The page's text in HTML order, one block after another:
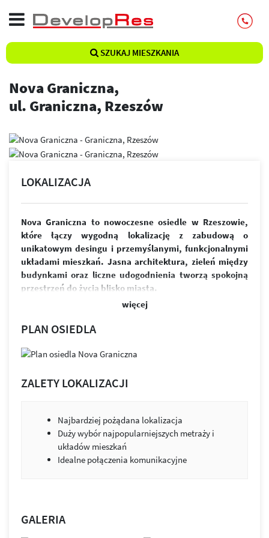
SZUKAJ MIESZKANIA
Nova Graniczna,
ul. Graniczna, Rzeszów
LOKALIZACJA
Nova Graniczna to nowoczesne osiedle w Rzeszowie,
które łączy wygodną lokalizację z zabudową o
unikatowym desingu i przemyślanymi, funkcjonalnymi
układami mieszkań. Jasna architektura, zieleń między
budynkami oraz liczne udogodnienia tworzą spokojną
przestrzeń do życia blisko miasta.
W skład osiedla wchodzi sześć budynków i ponad 370
funkcjonalnych mieszkań. Przemyślane układy
zapewniają jasne, ustawne wnętrza oraz możliwość ich
łatwej aranżacji. Przestronne balkony zapewniają
ludziom i ich potrzebom.
budynkami i praktyczne udogodnienia. Projekt łączy jasną
elewację z kolorystycznymi akcentami. Budynki zostały
wykonane z wysokiej klasy materiałów wykończeniowych.
Nie brakuje tu również miejsc parkingowych, zarówno
Zabudowa została tak zaprojektowana, by jak najwięcej
więcej
PLAN OSIEDLA
ZALETY LOKALIZACJI
Najbardziej pożądana lokalizacja
Duży wybór najpopularniejszych metraży i
układów mieszkań
Idealne połączenia komunikacyjne
GALERIA